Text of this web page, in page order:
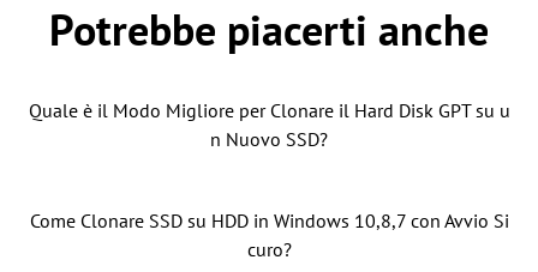
Potrebbe piacerti anche
Quale è il Modo Migliore per Clonare il Hard Disk GPT su u
n Nuovo SSD?
Come Clonare SSD su HDD in Windows 10,8,7 con Avvio Si
curo?